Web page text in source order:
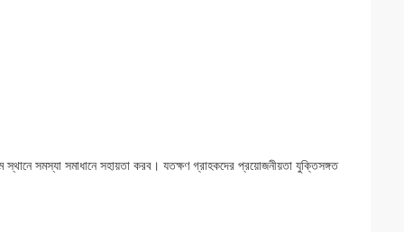
সমস্যা সমাধানে সহায়তা করব। যতক্ষণ গ্রাহকদের প্রয়োজনীয়তা যুক্তিসঙ্গত